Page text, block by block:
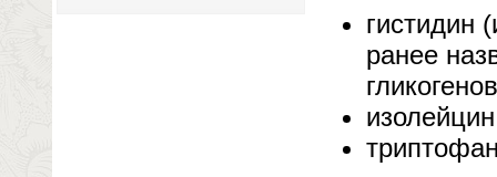
гистидин
ранее